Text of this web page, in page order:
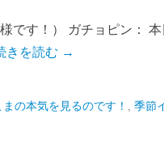
です！） ガチョピン：
きを読む →
の本気を見るのです！ 季節